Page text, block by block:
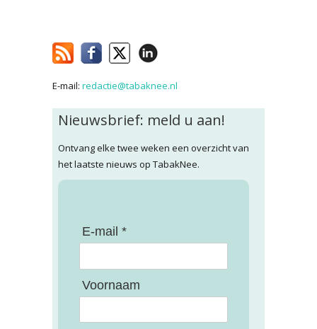
E-mail: redactie@tabaknee.nl
Nieuwsbrief: meld u aan!
Ontvang elke twee weken een overzicht van
het laatste nieuws op TabakNee.
E-mail *
Voornaam